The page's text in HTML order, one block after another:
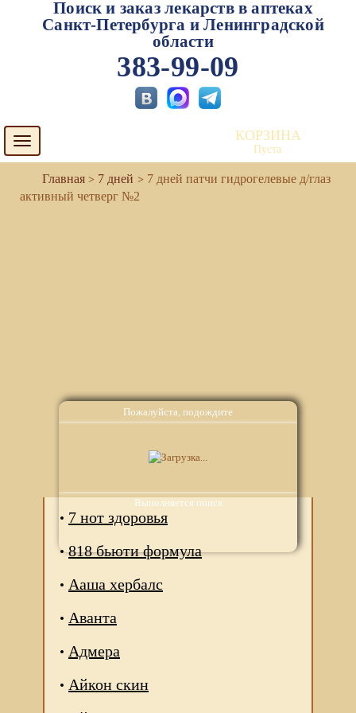
Пожалуйста, подождите
Выполняется поиск
Поиск и заказ лекарств в аптеках
Санкт-Петербурга и Ленинградской
области
383-99-09
Toggle
navigation
КОРЗИНА
Пуста
7 дней
7 дней патчи гидрогелевые д/глаз
активный четверг №2
7 нот здоровья
818 бьюти формула
Ааша хербалс
Аванта
Адмера
Айкон скин